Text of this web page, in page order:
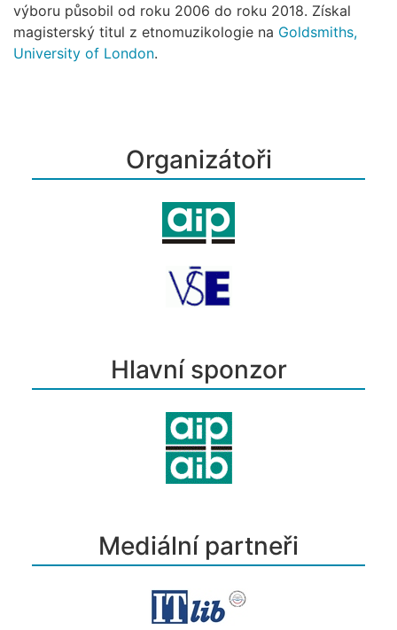
výboru působil od roku 2006 do roku 2018. Získal
magisterský titul z etnomuzikologie na Goldsmiths,
University of London.
Organizátoři
Hlavní sponzor
Mediální partneři